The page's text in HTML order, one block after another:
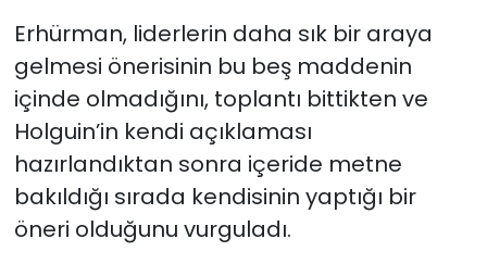
Erhürman, liderlerin daha sık bir araya
gelmesi önerisinin bu beş maddenin
içinde olmadığını, toplantı bittikten ve
Holguin’in kendi açıklaması
hazırlandıktan sonra içeride metne
bakıldığı sırada kendisinin yaptığı bir
öneri olduğunu vurguladı.